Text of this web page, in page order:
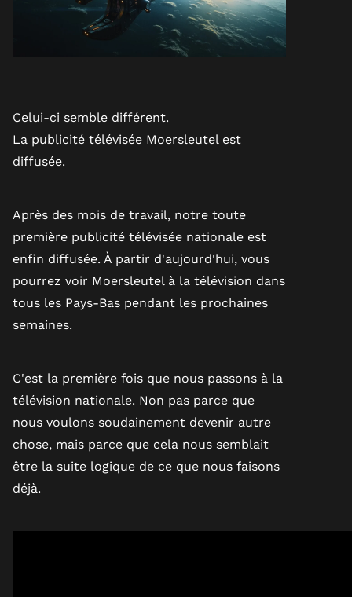
Celui-ci semble différent.
La publicité télévisée Moersleutel est
diffusée.
Après des mois de travail, notre toute
première publicité télévisée nationale est
enfin diffusée. À partir d'aujourd'hui, vous
pourrez voir Moersleutel à la télévision dans
tous les Pays-Bas pendant les prochaines
semaines.
C'est la première fois que nous passons à la
télévision nationale. Non pas parce que
nous voulons soudainement devenir autre
chose, mais parce que cela nous semblait
être la suite logique de ce que nous faisons
déjà.